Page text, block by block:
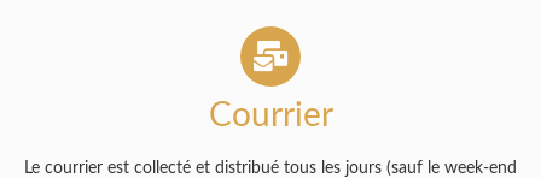
Courrier
Le courrier est collecté et distribué tous les jours (sauf le week-end